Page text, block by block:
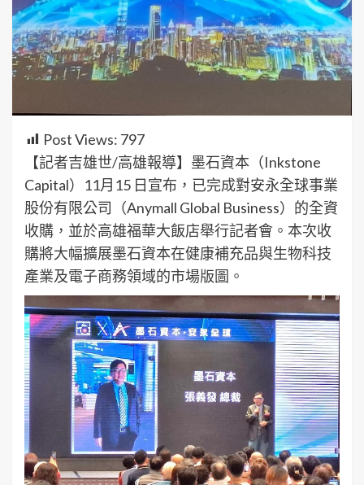
Post Views: 797
【記者吉雄世/高雄報導】墨石資本（Inkstone
Capital）11月15 日宣布，已完成對安永全球事業
股份有限公司（Anymall Global Business）的全資
收購，並於高雄福華大飯店舉行記者會。本次收
購將大幅擴展墨石資本在健康補充品與生物科技
產業及電子商務領域的市場版圖。